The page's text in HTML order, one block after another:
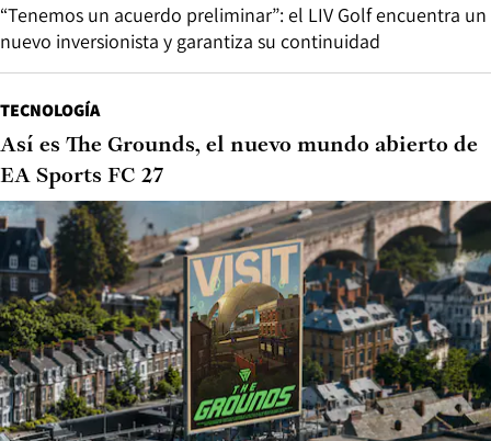
“Tenemos un acuerdo preliminar”: el LIV Golf encuentra un
nuevo inversionista y garantiza su continuidad
TECNOLOGÍA
Así es The Grounds, el nuevo mundo abierto de
EA Sports FC 27